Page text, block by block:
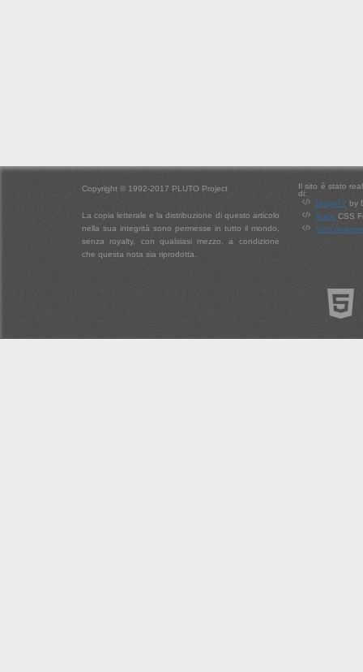
Copyright © 1992-2017 PLUTO Project
La copia letterale e la distribuzione di questo articolo
nella sua integrità sono permesse in tutto il mondo,
senza royalty, con qualsiasi mezzo, a condizione
che questa nota sia riprodotta.
Il sito è stato
di:
Drupal 7 by
Kube CSS
Font